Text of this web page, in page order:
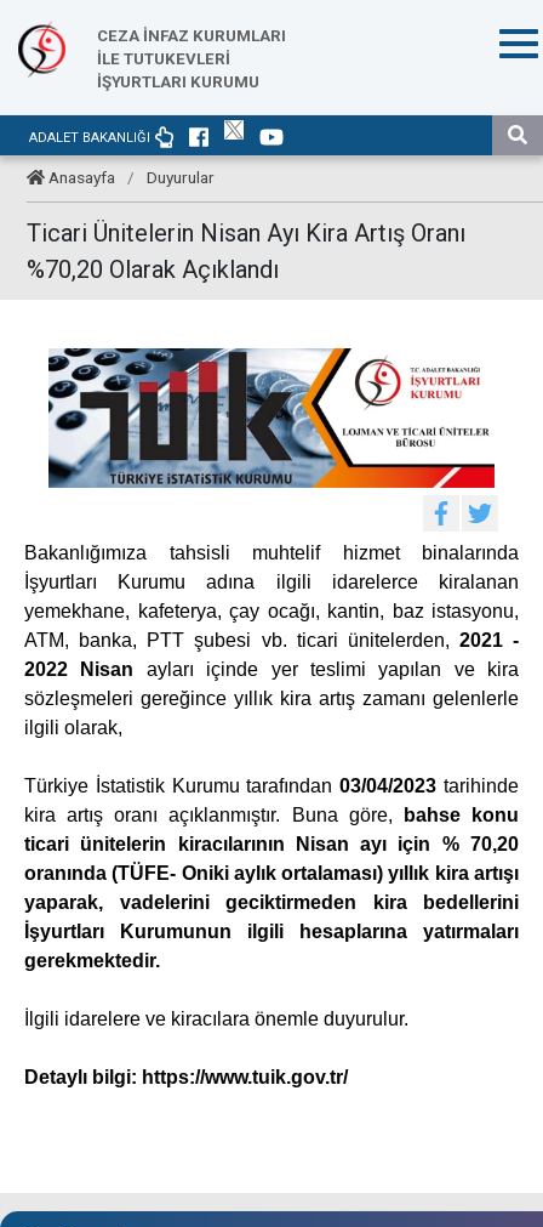
CEZA İNFAZ KURUMLARI
İLE TUTUKEVLERİ
İŞYURTLARI KURUMU
ADALET BAKANLIĞI
Anasayfa / Duyurular
Ticari Ünitelerin Nisan Ayı Kira Artış Oranı
%70,20 Olarak Açıklandı
Bakanlığımıza tahsisli muhtelif hizmet binalarında
İşyurtları Kurumu adına ilgili idarelerce kiralanan
yemekhane, kafeterya, çay ocağı, kantin, baz istasyonu,
ATM, banka, PTT şubesi vb. ticari ünitelerden, 2021 -
2022 Nisan ayları içinde yer teslimi yapılan ve kira
sözleşmeleri gereğince yıllık kira artış zamanı gelenlerle
ilgili olarak,
Türkiye İstatistik Kurumu tarafından03/04/2023 tarihinde
kira artış oranı açıklanmıştır. Buna göre,
bahse konu
ticari ünitelerin kiracılarının Nisan ayı için % 70,20
oranında (TÜFE- Oniki aylık ortalaması) yıllık kira artışı
yaparak, vadelerini geciktirmeden kira bedellerini
İşyurtları Kurumunun ilgili hesaplarına yatırmaları
gerekmektedir.
İlgili idarelere ve kiracılara önemle duyurulur.
Detaylı bilgi: https://www.tuik.gov.tr/